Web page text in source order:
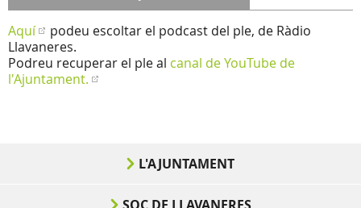
Aquí
podeu escoltar el podcast del ple, de Ràdio
Llavaneres.
Podreu recuperar el ple al canal de YouTube de
l'Ajuntament.
L'AJUNTAMENT